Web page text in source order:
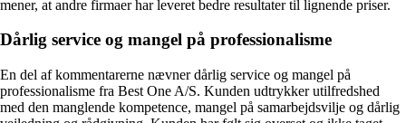
mener, at andre firmaer har leveret bedre resultater til lignende priser.
Dårlig service og mangel på professionalisme
En del af kommentarerne nævner dårlig service og mangel på
professionalisme fra Best One A/S. Kunden udtrykker utilfredshed
med den manglende kompetence, mangel på samarbejdsvilje og dårlig